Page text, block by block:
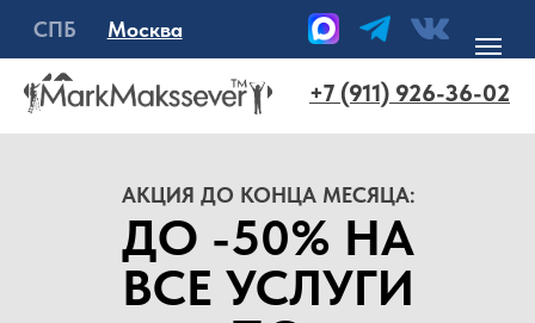
СПБ Москва
АКЦИЯ ДО КОНЦА МЕСЯЦА:
опыт установки – ваша радость
на долгие годы.
ДО -50% НА
ВСЕ УСЛУГИ